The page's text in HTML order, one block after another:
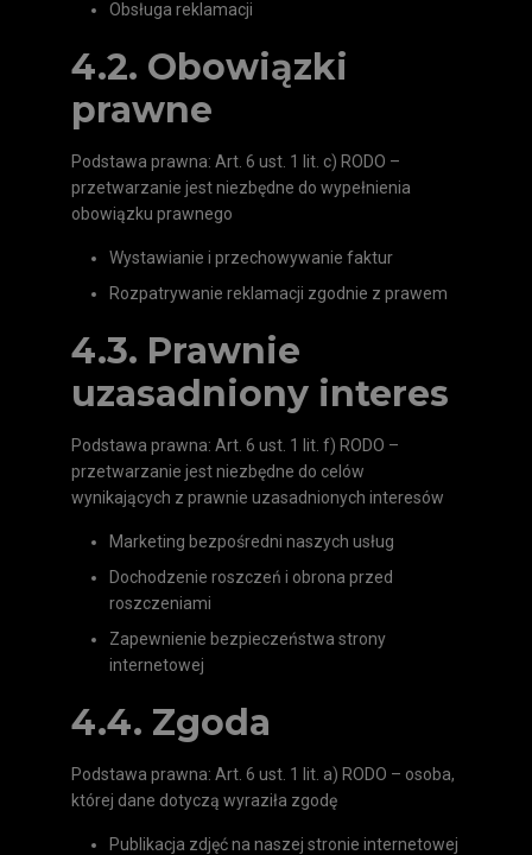
Obsługa reklamacji
4.2. Obowiązki
prawne
Podstawa prawna: Art. 6 ust. 1 lit. c) RODO –
przetwarzanie jest niezbędne do wypełnienia
obowiązku prawnego
Wystawianie i przechowywanie faktur
Rozpatrywanie reklamacji zgodnie z prawem
4.3. Prawnie
uzasadniony interes
Podstawa prawna: Art. 6 ust. 1 lit. f) RODO –
przetwarzanie jest niezbędne do celów
wynikających z prawnie uzasadnionych interesów
Marketing bezpośredni naszych usług
Dochodzenie roszczeń i obrona przed
roszczeniami
Zapewnienie bezpieczeństwa strony
internetowej
4.4. Zgoda
Podstawa prawna: Art. 6 ust. 1 lit. a) RODO – osoba,
której dane dotyczą wyraziła zgodę
Publikacja zdjęć na naszej stronie internetowej